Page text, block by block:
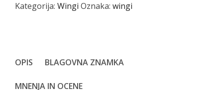
Kategorija: Wingi Oznaka: wingi
OPIS BLAGOVNA ZNAMKA
MNENJA IN OCENE